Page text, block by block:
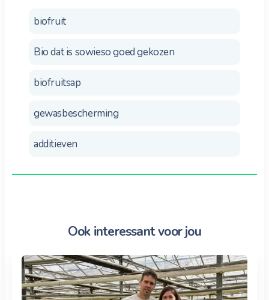
biofruit
Bio dat is sowieso goed gekozen
biofruitsap
gewasbescherming
additieven
Ook interessant voor jou